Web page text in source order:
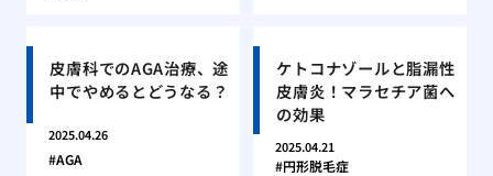
皮膚科でのAGA治療、途
中でやめるとどうなる？
2025.04.26
AGA
ケトコナゾールと脂漏性
皮膚炎！マラセチア菌へ
の効果
2025.04.21
円形脱毛症